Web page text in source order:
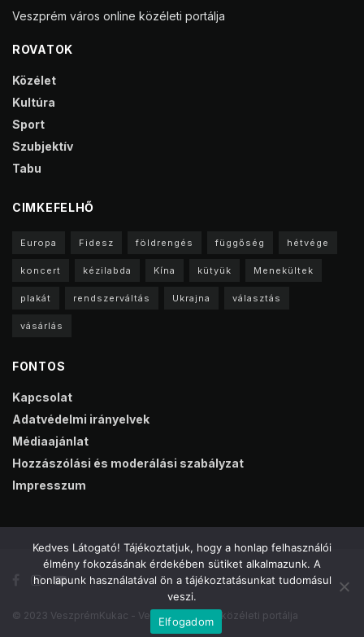
Veszprém város online közéleti portálja
ROVATOK
Közélet
Kultúra
Sport
Szubjektív
Tabu
CIMKEFELHŐ
Europa Fidesz földrengés függőség hétvége
koncert kézilabda Kína kütyük Menekültek
plakát rendszerváltás Ukrajna választás
vásárlás
FONTOS
Kapcsolat
Adatvédelmi irányelvek
Médiaajánlat
Hozzászólási és moderálási szabályzat
Impresszum
© 2023 VeszprémKukac - Veszprém online közéleti portálja
Kedves Látogató! Tájékoztatjuk, hogy a honlap felhasználói
élmény fokozásának érdekében sütiket alkalmazunk. A
honlapunk használatával ön a tájékoztatásunkat tudomásul
veszi.
Elfogadom